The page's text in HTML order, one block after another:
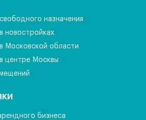
назначения
новостройках
Московской области
центре Москвы
бизнеса